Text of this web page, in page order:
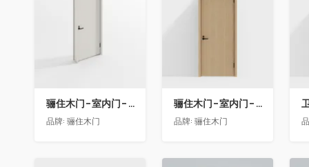
骊住木门-室内门-单开门-BFA-EF浅灰色
品牌: 骊住木门
骊住木门-室内门-单开门-BFA-PP麦芽黄色
品牌: 骊住木门